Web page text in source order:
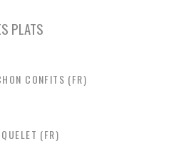
PLATS
CONFITS (FR)
(FR)